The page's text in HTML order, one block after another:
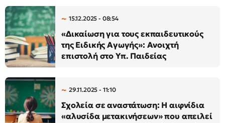
15.12.2025 - 08:54
«Δικαίωση για τους εκπαιδευτικούς
της Ειδικής Αγωγής»: Ανοιχτή
επιστολή στο Υπ. Παιδείας
29.11.2025 - 11:10
Σχολεία σε αναστάτωση: Η αιφνίδια
«αλυσίδα μετακινήσεων» που απειλεί